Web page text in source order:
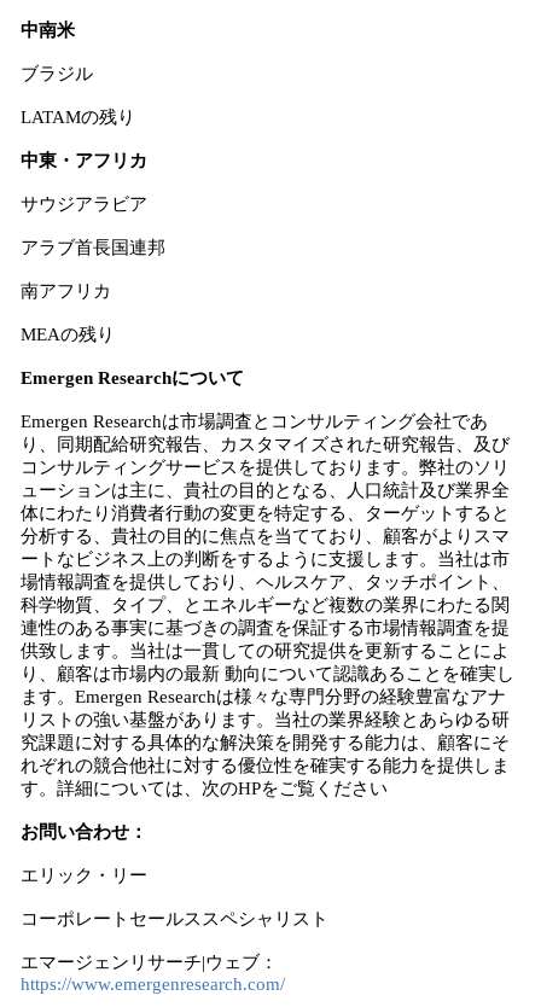
中南米
ブラジル
LATAMの残り
中東・アフリカ
サウジアラビア
アラブ首長国連邦
南アフリカ
MEAの残り
Emergen Researchについて
Emergen Researchは市場調査とコンサルティング会社であ
り、同期配給研究報告、カスタマイズされた研究報告、及び
コンサルティングサービスを提供しております。弊社のソリ
ューションは主に、貴社の目的となる、人口統計及び業界全
体にわたり消費者行動の変更を特定する、ターゲットすると
分析する、貴社の目的に焦点を当てており、顧客がよりスマ
ートなビジネス上の判断をするように支援します。当社は市
場情報調査を提供しており、ヘルスケア、タッチポイント、
科学物質、タイプ、とエネルギーなど複数の業界にわたる関
連性のある事実に基づきの調査を保証する市場情報調査を提
供致します。当社は一貫しての研究提供を更新することによ
り、顧客は市場内の最新 動向について認識あることを確実し
ます。Emergen Researchは様々な専門分野の経験豊富なアナ
リストの強い基盤があります。当社の業界経験とあらゆる研
究課題に対する具体的な解決策を開発する能力は、顧客にそ
れぞれの競合他社に対する優位性を確実する能力を提供しま
す。詳細については、次のHPをご覧ください
お問い合わせ：
エリック・リー
コーポレートセールススペシャリスト
エマージェンリサーチ|ウェブ：
https://www.emergenresearch.com/